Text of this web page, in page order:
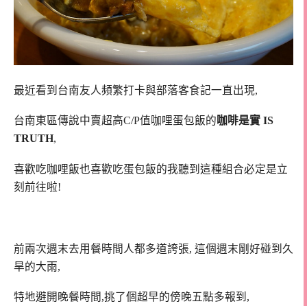
最近看到台南友人頻繁打卡與部落客食記一直出現,
台南東區傳說中賣超高C/P值咖哩蛋包飯的咖啡是實 IS
TRUTH,
喜歡吃咖哩飯也喜歡吃蛋包飯的我聽到這種組合必定是立
刻前往啦!
前兩次週末去用餐時間人都多道誇張, 這個週末剛好碰到久
旱的大雨,
特地避開晚餐時間,挑了個超早的傍晚五點多報到,